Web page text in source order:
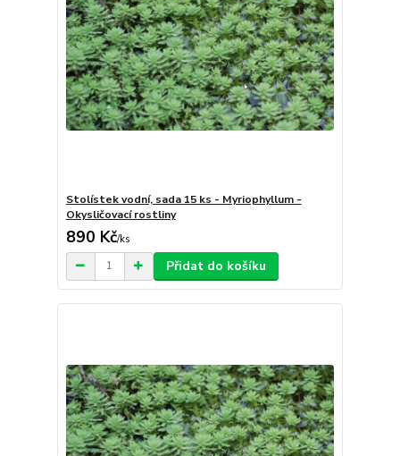
Stolístek vodní, sada 15 ks - Myriophyllum -
Okysličovací rostliny
890 Kč/ks
Přidat do košíku